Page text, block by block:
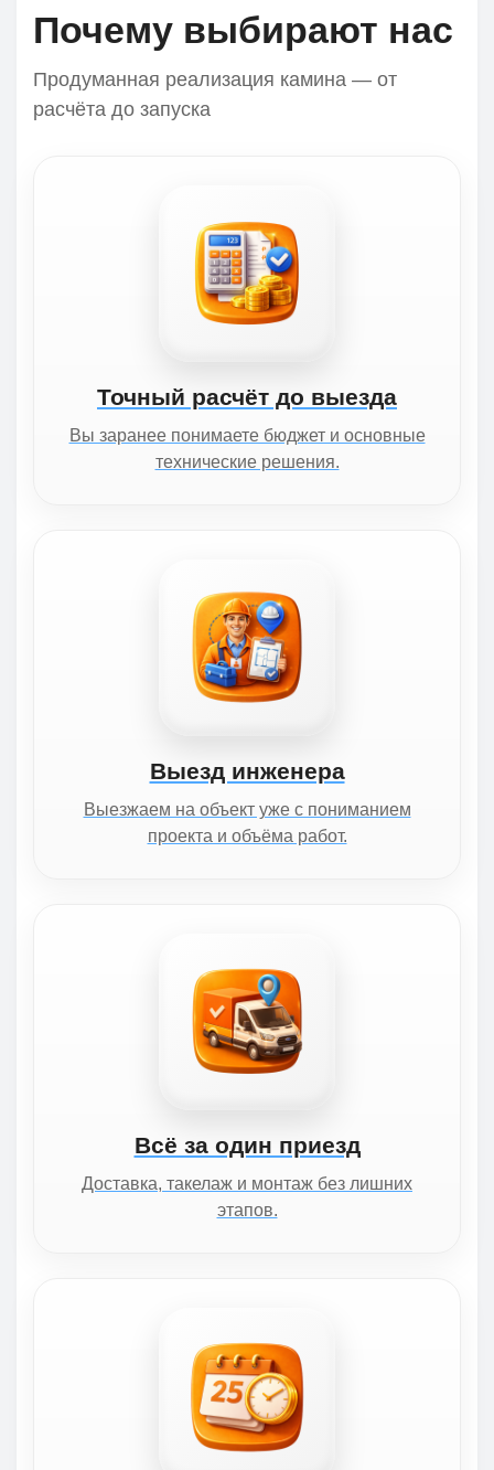
Почему выбирают нас
Продуманная реализация камина — от
расчёта до запуска
Точный расчёт до выезда
Вы заранее понимаете бюджет и основные
технические решения.
Выезд инженера
Выезжаем на объект уже с пониманием
проекта и объёма работ.
Всё за один приезд
Доставка, такелаж и монтаж без лишних
этапов.